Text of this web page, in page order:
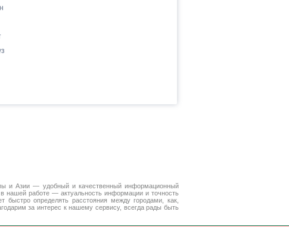
и Азии — удобный и качественный информационный
в нашей работе — актуальность информации и точность
быстро определять расстояния между городами, как,
за интерес к нашему сервису, всегда рады быть